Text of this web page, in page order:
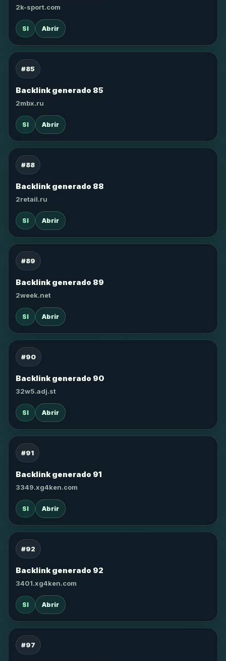
2k-sport.com
SI Abrir
#85
Backlink generado 85
2mbx.ru
SI Abrir
#88
Backlink generado 88
2retail.ru
SI Abrir
#89
Backlink generado 89
2week.net
SI Abrir
#90
Backlink generado 90
32w5.adj.st
SI Abrir
#91
Backlink generado 91
3349.xg4ken.com
SI Abrir
#92
Backlink generado 92
3401.xg4ken.com
SI Abrir
#97